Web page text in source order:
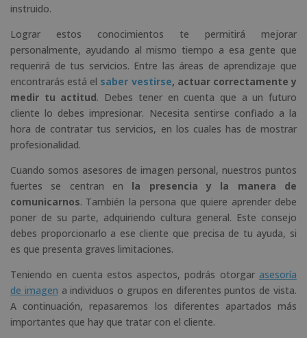
instruido.
Lograr estos conocimientos te permitirá mejorar
personalmente, ayudando al mismo tiempo a esa gente que
requerirá de tus servicios. Entre las áreas de aprendizaje que
encontrarás está el saber vestirse, actuar correctamente y
medir tu actitud. Debes tener en cuenta que a un futuro
cliente lo debes impresionar. Necesita sentirse confiado a la
hora de contratar tus servicios, en los cuales has de mostrar
profesionalidad.
Cuando somos asesores de imagen personal, nuestros puntos
fuertes se centran en la presencia y la manera de
comunicarnos. También la persona que quiere aprender debe
poner de su parte, adquiriendo cultura general. Este consejo
debes proporcionarlo a ese cliente que precisa de tu ayuda, si
es que presenta graves limitaciones.
Teniendo en cuenta estos aspectos, podrás otorgar asesoría
de imagen a individuos o grupos en diferentes puntos de vista.
A continuación, repasaremos los diferentes apartados más
importantes que hay que tratar con el cliente.